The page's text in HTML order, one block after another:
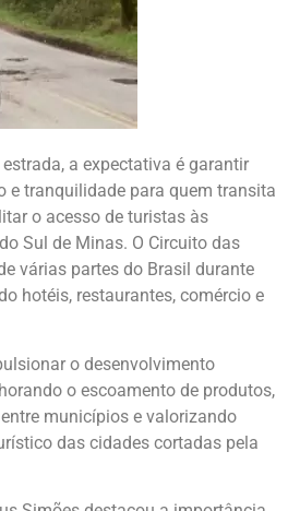
a expectativa é garantir
e tranquilidade para quem transita
o acesso de turistas às
Sul de Minas. O Circuito das
várias partes do Brasil durante
hotéis, restaurantes, comércio e
o desenvolvimento
o escoamento de produtos,
municípios e valorizando
das cidades cortadas pela